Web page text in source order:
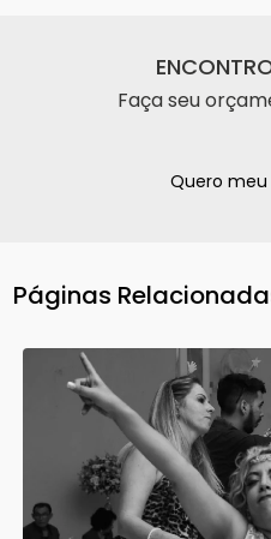
Faça seu
Quero
Páginas